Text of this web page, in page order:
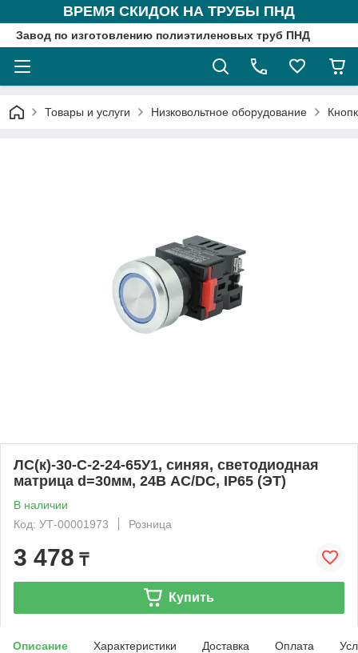
ВРЕМЯ СКИДОК НА ТРУБЫ ПНД
Завод по изготовлению полиэтиленовых труб ПНД
Товары и услуги Низковольтное оборудование
ЛС(к)-30-С-2-24-65У1, синяя, светодиодная
матрица d=30мм, 24В AC/DC, IP65 (ЭТ)
В наличии
Код: УТ-00001973
Розница
3 478 ₸
Купить
Описание Характеристики Доставка Оплата